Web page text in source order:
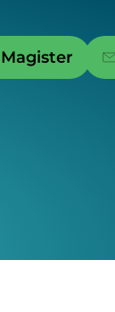
Magister